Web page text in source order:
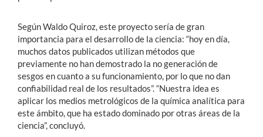
Según Waldo Quiroz, este proyecto sería de gran
importancia para el desarrollo de la ciencia: “hoy en día,
muchos datos publicados utilizan métodos que
previamente no han demostrado la no generación de
sesgos en cuanto a su funcionamiento, por lo que no dan
confiabilidad real de los resultados”. “Nuestra idea es
aplicar los medios metrológicos de la química analítica para
este ámbito, que ha estado dominado por otras áreas de la
ciencia”, concluyó.